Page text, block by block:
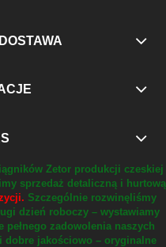
Zetor produkcji czeskiej
sprzedaż detaliczną i hurtową
Szczególnie rozwinęliśmy
dzień roboczy – wystawiamy
pełnego zadowolenia naszych
dobre jakościowo – oryginalne